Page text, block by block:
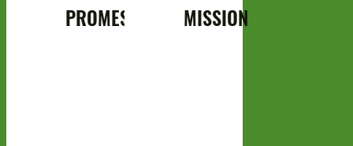
PROMESSE MISSION